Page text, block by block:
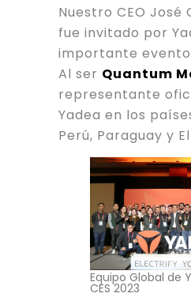
Nuestro CEO José
fue invitado por
importante
Al ser Quantum
representante
Yadea en los
Perú, Paraguay y
Equipo Global de
CES 2023